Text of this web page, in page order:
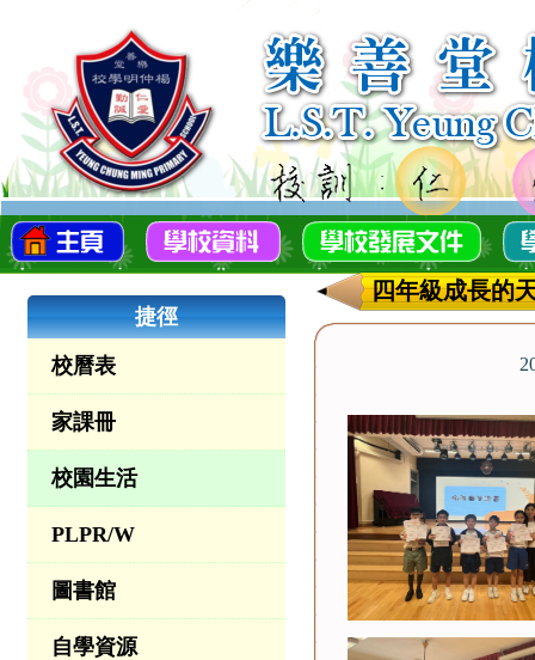
捷徑
校曆表
家課冊
校園生活
PLPR/W
圖書館
自學資源
四年級成長的